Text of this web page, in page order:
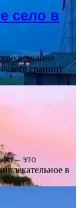
село в
в долине
границу
– это
в